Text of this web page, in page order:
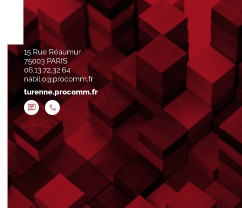
15 Rue Réaumur
75003 PARIS
06.13.72.32.64
nabil.o@procomm.fr
turenne.procomm.fr